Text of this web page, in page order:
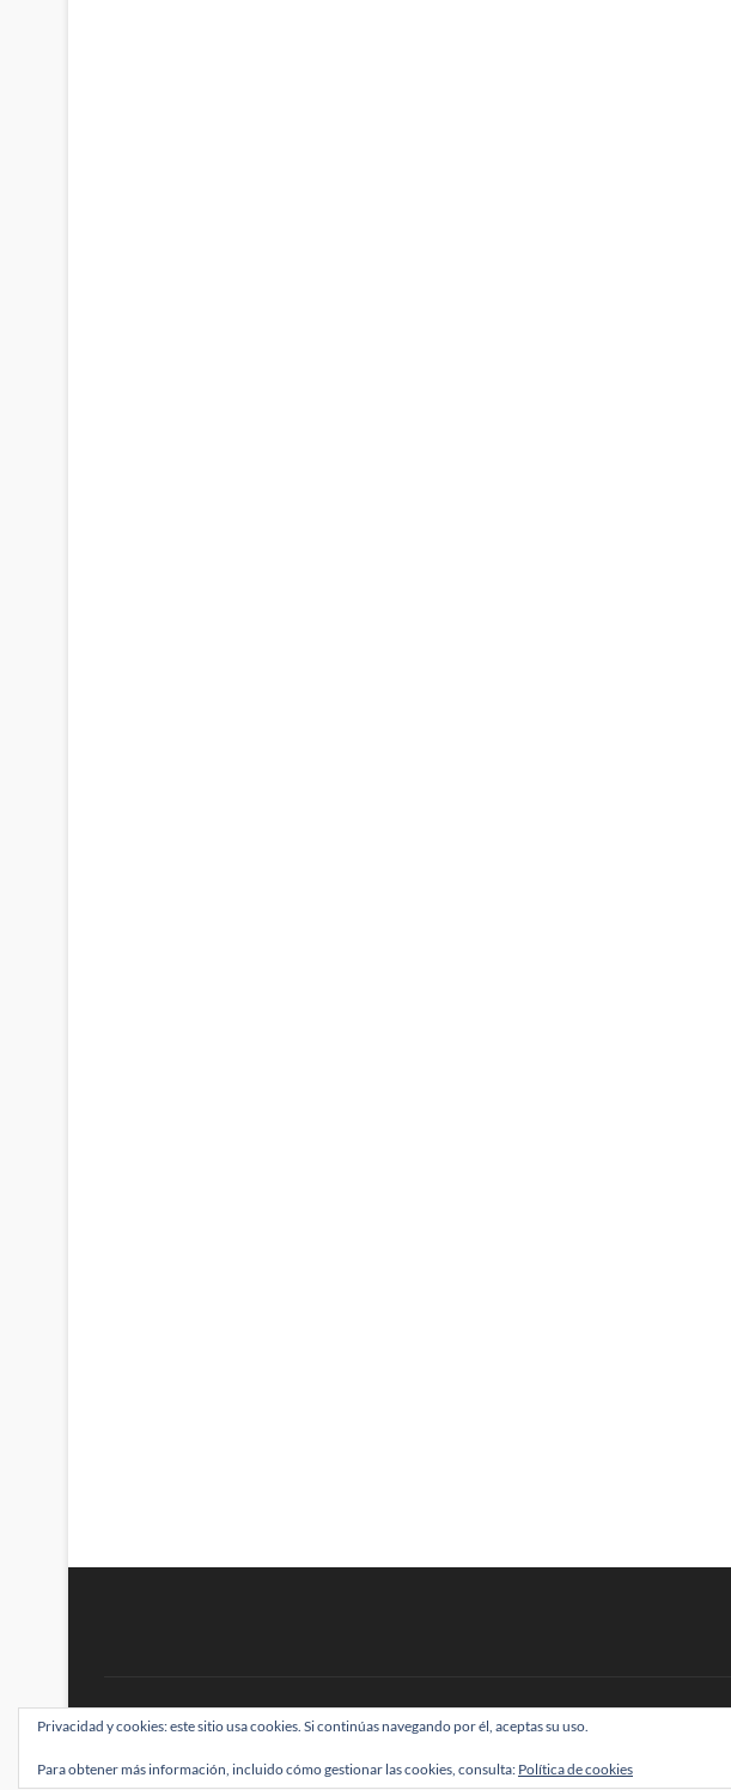
BRAINSTOMPING| Diseñado por:Theme Freesia|WordPress| © Todos los derechos reservados
Privacidad y cookies: este sitio usa cookies. Si continúas navegando por él, aceptas su uso.
Para obtener más información, incluido cómo gestionar las cookies, consulta: Política de cookies